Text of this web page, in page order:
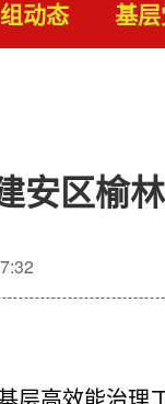
动态 基
安区榆